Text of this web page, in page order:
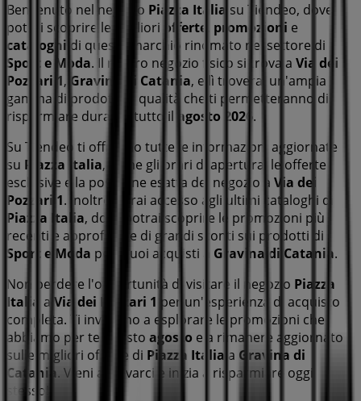
Benvenuto nel negozio Piazza Italia su Tiendeo, dove
potrai scoprire le migliori offerte promozioni e
cataloghi di questo marchio rinomato nel settore di
Sport e Moda. Il nostro negozio fisico si trova a Via dei
Pozzari 1, Gravina di Catania, e lì troverai un'ampia
gamma di prodotti di qualità che ti permetteranno di
risparmiare durante tutto il agosto 2026.
Su Tiendeo ti offriamo tutte le informazioni aggiornate
su Piazza Italia, come gli orari di apertura, le offerte
esclusive e la posizione esatta del negozio a Via dei
Pozzari 1. Inoltre, avrai accesso agli ultimi cataloghi di
Piazza Italia, dove potrai scoprire le promozioni più
recenti e approfittare di grandi sconti sui prodotti di
Sport e Moda per i tuoi acquisti a Gravina di Catania.
Non perdere l'opportunità di visitare il negozio Piazza
Italia a Via dei Pozzari 1 per un'esperienza di acquisto
completa. Ti invitiamo a esplorare le promozioni che
abbiamo per te questo agosto e a rimanere aggiornato
sulle migliori offerte di Piazza Italia a Gravina di
Catania. Vieni a trovarci e inizia a risparmiare oggi
stesso!